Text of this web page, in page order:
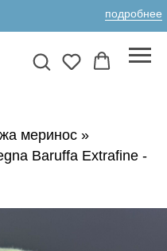
подробнее
меринос »
Baruffa Extrafine -